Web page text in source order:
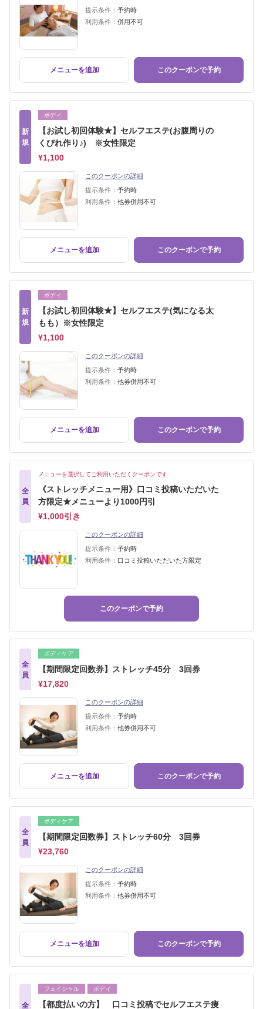
提示条件： 予約時
利用条件： 併用不可
メニューを追加 このクーポンで予約
新
規
ボディ
【お試し初回体験★】セルフエステ(お腹周りの
くびれ作り♪) ※女性限定
¥1,100
このクーポンの詳細
提示条件： 予約時
利用条件： 他券併用不可
メニューを追加 このクーポンで予約
新
規
ボディ
【お試し初回体験★】セルフエステ(気になる太
もも）※女性限定
¥1,100
このクーポンの詳細
提示条件： 予約時
利用条件： 他券併用不可
メニューを追加 このクーポンで予約
全
員
メニューを選択してご利用いただくクーポンです
《ストレッチメニュー用》口コミ投稿いただいた
方限定★メニューより1000円引
¥1,000引き
このクーポンの詳細
提示条件： 予約時
利用条件： 口コミ投稿いただいた方限定
このクーポンで予約
全
員
ボディケア
【期間限定回数券】ストレッチ45分 3回券
¥17,820
このクーポンの詳細
提示条件： 予約時
利用条件： 他券併用不可
メニューを追加 このクーポンで予約
全
員
ボディケア
【期間限定回数券】ストレッチ60分 3回券
¥23,760
このクーポンの詳細
提示条件： 予約時
利用条件： 他券併用不可
メニューを追加 このクーポンで予約
全
フェイシャル ボディ
【都度払いの方】 口コミ投稿でセルフエステ痩